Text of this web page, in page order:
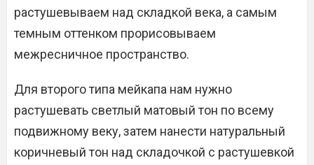
растушевываем над складкой века, а самым
темным оттенком прорисовываем
межресничное пространство.
Для второго типа мейкапа нам нужно
растушевать светлый матовый тон по всему
подвижному веку, затем нанести натуральный
коричневый тон над складочкой с растушевкой